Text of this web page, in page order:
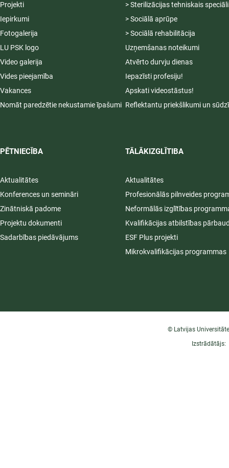
Projekti
Iepirkumi
Fotogalerija
LU PSK logo
Video galerija
Vides pieejamība
Vakances
Nomāt paredzētie nekustamie īpašumi
PĒTNIECĪBA
Aktualitātes
Konferences un semināri
Zinātniskā padome
Projektu dokumenti
Sadarbības piedāvājums
> Sterilizācijas tehniskais
> Sociālā aprūpe
> Sociālā rehabilitācija
Uzņemšanas noteikumi
Atvērto durvju dienas
Iepazīsti profesiju!
Apskati videostāstus!
Reflektantu priekšlikumi un
TĀLĀKIZGLĪTIBA
Aktualitātes
Profesionālās pilnveides
Neformālās izglītības
Kvalifikācijas atbilstības
ESF Plus projekti
Mikrokvalifikācijas programmas
© Latvijas
Izstrādātājs: